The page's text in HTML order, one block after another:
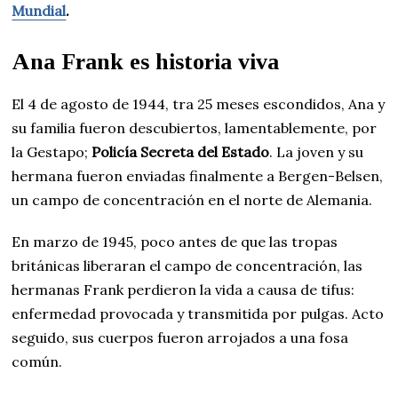
Mundial.
Ana Frank es historia viva
El 4 de agosto de 1944, tra 25 meses escondidos, Ana y
su familia fueron descubiertos, lamentablemente, por
la Gestapo; Policía Secreta del Estado. La joven y su
hermana fueron enviadas finalmente a Bergen-Belsen,
un campo de concentración en el norte de Alemania.
En marzo de 1945, poco antes de que las tropas
británicas liberaran el campo de concentración, las
hermanas Frank perdieron la vida a causa de tifus:
enfermedad provocada y transmitida por pulgas. Acto
seguido, sus cuerpos fueron arrojados a una fosa
común.